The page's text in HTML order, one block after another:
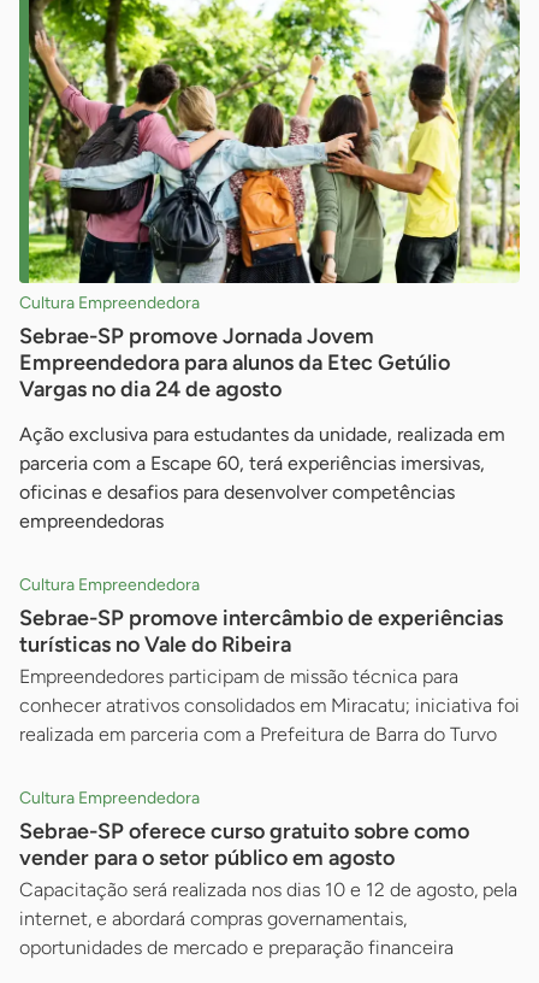
Cultura Empreendedora
Sebrae-SP promove Jornada Jovem
Empreendedora para alunos da Etec Getúlio
Vargas no dia 24 de agosto
Ação exclusiva para estudantes da unidade, realizada em
parceria com a Escape 60, terá experiências imersivas,
oficinas e desafios para desenvolver competências
empreendedoras
Cultura Empreendedora
Sebrae-SP promove intercâmbio de experiências
turísticas no Vale do Ribeira
Empreendedores participam de missão técnica para
conhecer atrativos consolidados em Miracatu; iniciativa foi
realizada em parceria com a Prefeitura de Barra do Turvo
Cultura Empreendedora
Sebrae-SP oferece curso gratuito sobre como
vender para o setor público em agosto
Capacitação será realizada nos dias 10 e 12 de agosto, pela
internet, e abordará compras governamentais,
oportunidades de mercado e preparação financeira